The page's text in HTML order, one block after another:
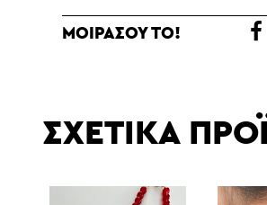
τη
νηπιαγωγό
ΜΟΙΡΑΣΟΥ ΤΟ!
ΣΧΕΤΙΚΑ